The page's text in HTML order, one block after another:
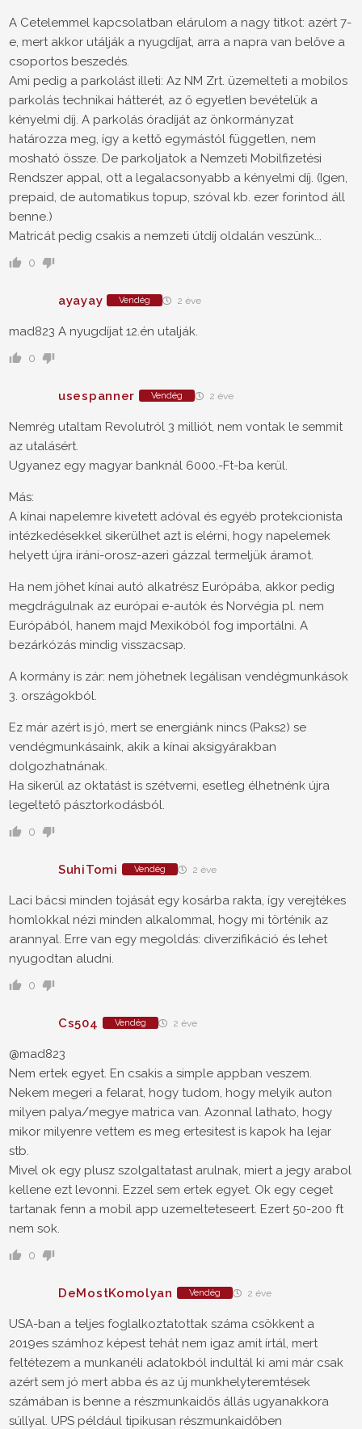
A Cetelemmel kapcsolatban elárulom a nagy titkot: azért 7-
e, mert akkor utálják a nyugdíjat, arra a napra van belőve a
csoportos beszedés.
Ami pedig a parkolást illeti: Az NM Zrt. üzemelteti a mobilos
parkolás technikai hátterét, az ő egyetlen bevételük a
kényelmi díj. A parkolás óradíját az önkormányzat
határozza meg, így a kettő egymástól független, nem
mosható össze. De parkoljatok a Nemzeti Mobilfizetési
Rendszer appal, ott a legalacsonyabb a kényelmi díj. (Igen,
prepaid, de automatikus topup, szóval kb. ezer forintod áll
benne.)
Matricát pedig csakis a nemzeti útdíj oldalán veszünk...
0
ayayay Vendég 2 éve
mad823 A nyugdíjat 12.én utalják.
0
usespanner Vendég 2 éve
Nemrég utaltam Revolutról 3 milliót, nem vontak le semmit
az utalásért.
Ugyanez egy magyar banknál 6000.-Ft-ba kerül.
Más:
A kínai napelemre kivetett adóval és egyéb protekcionista
intézkedésekkel sikerülhet azt is elérni, hogy napelemek
helyett újra iráni-orosz-azeri gázzal termeljük áramot.
Ha nem jöhet kínai autó alkatrész Európába, akkor pedig
megdrágulnak az európai e-autók és Norvégia pl. nem
Európából, hanem majd Mexikóból fog importálni. A
bezárkózás mindig visszacsap.
A kormány is zár: nem jöhetnek legálisan vendégmunkások
3. országokból.
Ez már azért is jó, mert se energiánk nincs (Paks2) se
vendégmunkásaink, akik a kínai aksigyárakban
dolgozhatnának.
Ha sikerül az oktatást is szétverni, esetleg élhetnénk újra
legeltető pásztorkodásból.
0
SuhiTomi Vendég 2 éve
Laci bácsi minden tojását egy kosárba rakta, így verejtékes
homlokkal nézi minden alkalommal, hogy mi történik az
arannyal. Erre van egy megoldás: diverzifikáció és lehet
nyugodtan aludni.
0
Cs504 Vendég 2 éve
@mad823
Nem ertek egyet. En csakis a simple appban veszem.
Nekem megeri a felarat, hogy tudom, hogy melyik auton
milyen palya/megye matrica van. Azonnal lathato, hogy
mikor milyenre vettem es meg ertesitest is kapok ha lejar
stb.
Mivel ok egy plusz szolgaltatast arulnak, miert a jegy arabol
kellene ezt levonni. Ezzel sem ertek egyet. Ok egy ceget
tartanak fenn a mobil app uzemelteteseert. Ezert 50-200 ft
nem sok.
0
DeMostKomolyan Vendég 2 éve
USA-ban a teljes foglalkoztatottak száma csökkent a
2019es számhoz képest tehát nem igaz amit írtál, mert
feltétezem a munkanéli adatokból indultál ki ami már csak
azért sem jó mert abba és az új munkhelyteremtések
számában is benne a részmunkaidős állás ugyanakkora
súllyal. UPS például tipikusan részmunkaidőben